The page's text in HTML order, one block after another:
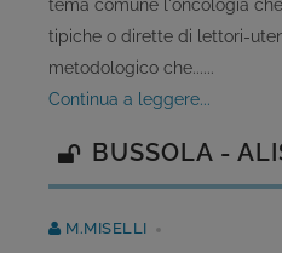
tema comune l'oncologia
tipiche o dirette di lettori-
metodologico che......
continua a leggere...
BUSSOLA -
M.MISELLI